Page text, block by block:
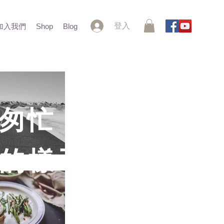
入我們 Shop Blog 登入
忙
樣子